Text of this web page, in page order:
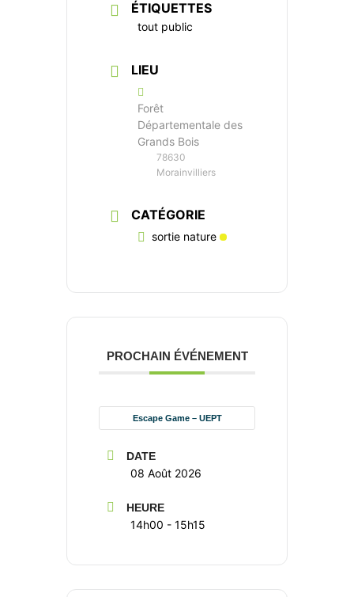
Association La SEVE
Éducation à la biodiversité
ÉTIQUETTES
tout public
LIEU
Forêt
Départementale des
Grands Bois
78630
Morainvilliers
CATÉGORIE
sortie nature
PROCHAIN ÉVÉNEMENT
Escape Game – UEPT
DATE
08 Août 2026
HEURE
14h00 - 15h15